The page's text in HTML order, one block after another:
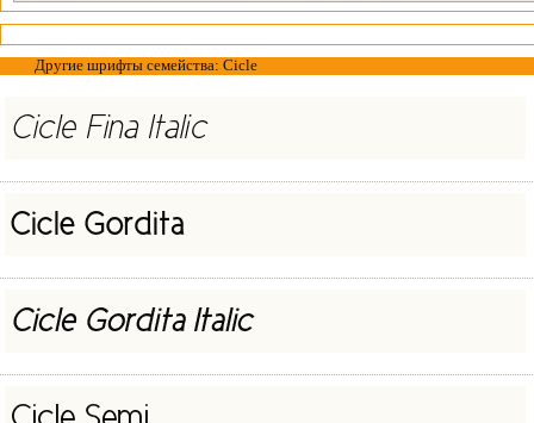
Другие шрифты семейства: Cicle